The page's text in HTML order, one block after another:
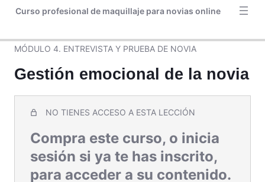
Curso profesional de maquillaje para novias online
MÓDULO 4. ENTREVISTA Y PRUEBA DE NOVIA
Gestión emocional de la novia
NO TIENES ACCESO A ESTA LECCIÓN
Compra este curso, o inicia
sesión si ya te has inscrito,
para acceder a su contenido.